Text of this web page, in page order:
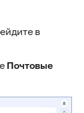
в
Почтовые